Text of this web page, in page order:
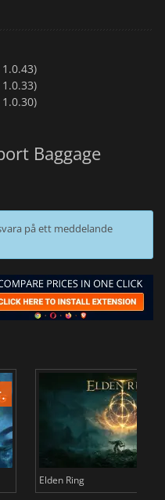
Baggage
på ett meddelande
Elden Ring